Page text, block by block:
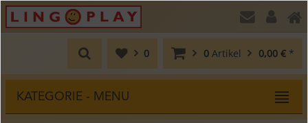
0 Artikel 0,00 € *
0
KATEGORIE - MENU